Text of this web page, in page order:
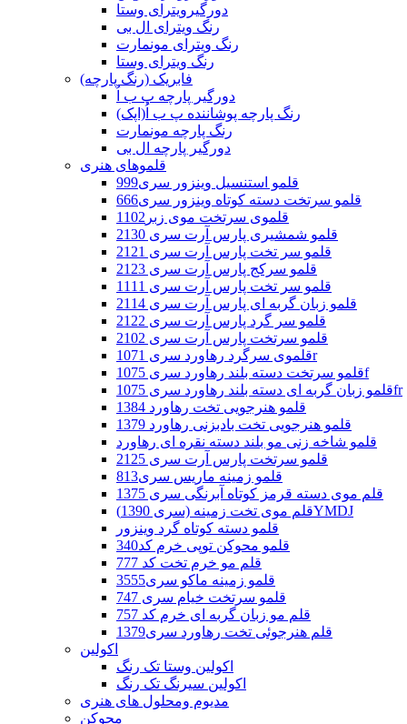
دورگیرویترای وستا
رنگ ویترای ال بی
رنگ ویترای مونمارت
رنگ ویترای وستا
فابریک (رنگ پارچه)
دورگیر پارچه پ ب اُ
رنگ پارچه پوشاننده پ ب اُ(اپک)
رنگ پارچه مونمارت
دورگیر پارچه ال بی
قلموهای هنری
قلمو استنسیل وینزور سری999
قلمو سرتخت دسته کوتاه وینزور سری666
قلموی سرتخت موی زبر1102
قلمو شمشیری پارس آرت سری 2130
قلمو سر تخت پارس آرت سری 2121
قلمو سرکج پارس آرت سری 2123
قلمو سر تخت پارس آرت سری 1111
قلمو زبان گربه ای پارس آرت سری 2114
قلمو سر گرد پارس آرت سری 2122
قلمو سرتخت پارس آرت سری 2102
قلموی سرگرد رهاورد سری 1071r
قلمو سرتخت دسته بلند رهاورد سری 1075f
قلمو زبان گربه ای دسته بلند رهاورد سری 1075fr
قلمو هنرجویی تخت رهاورد 1384
قلمو هنرجویی تخت بادبزنی رهاورد 1379
قلمو شاخه زنی مو بلند دسته نقره ای رهاورد
قلمو سرتخت پارس آرت سری 2125
قلمو زمینه ماریس سری813
قلم موی دسته قرمز کوتاه آبرنگی سری 1375
قلم موی تخت زمینه (سری 1390)YMDJ
قلمو دسته کوتاه گرد وینزور
قلمو محوکن توپی خرم کد340
قلم مو خرم تخت کد 777
قلمو زمینه ماکو سری3555
قلمو سرتخت خیام سری 747
قلم مو زبان گربه ای خرم کد 757
قلم هنرجوئی تخت رهاورد سری1379
اکولین
اکولین وستا تک رنگ
اکولین سیرنگ تک رنگ
مدیوم ومحلول های هنری
محوکن